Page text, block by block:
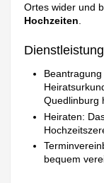
Ortes wider und
Hochzeiten
Quedlinburg
Heiraten:
bequem